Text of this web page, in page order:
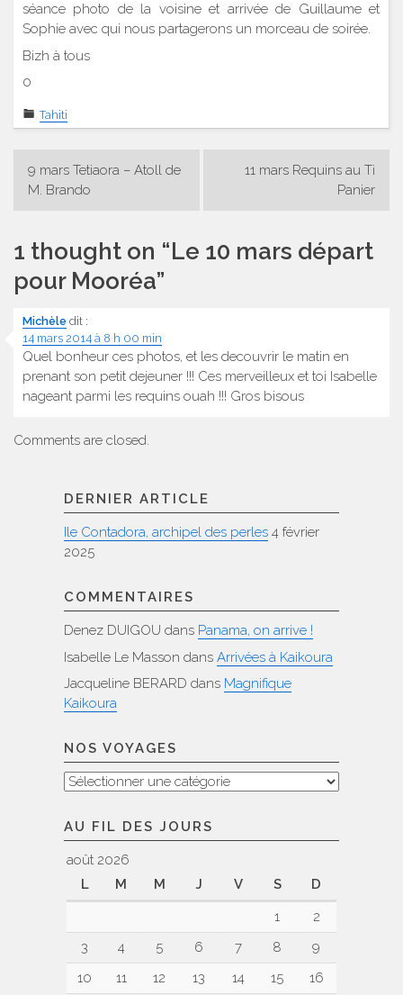
séance photo de la voisine et arrivée de Guillaume et
Sophie avec qui nous partagerons un morceau de soirée.
Bizh à tous
0
Tahiti
Navigation
de
9 mars Tetiaora – Atoll de
M. Brando
11 mars Requins au Ti
Panier
1 thought on “Le 10 mars départ
pour Mooréa”
Michèle dit :
14 mars 2014 à 8 h 00 min
Quel bonheur ces photos, et les decouvrir le matin en
prenant son petit dejeuner !!! Ces merveilleux et toi Isabelle
nageant parmi les requins ouah !!! Gros bisous
Comments are closed.
DERNIER ARTICLE
Ile Contadora, archipel des perles 4 février
2025
COMMENTAIRES
Denez DUIGOU dans Panama, on arrive !
Isabelle Le Masson dans Arrivées à Kaikoura
Jacqueline BERARD dans Magnifique
Kaikoura
NOS VOYAGES
Nos
AU FIL DES JOURS
août 2026
L
M M J V S
D
1
2
3
4 5 6 7 8
9
10
11 12 13 14 15 16